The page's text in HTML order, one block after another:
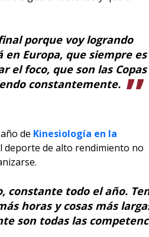
porque voy logrando
en Europa, que siempre es
el foco, que son las Copas
constantemente.
de Kinesiología en la
deporte de alto rendimiento no
constante todo el año.
horas y cosas más
son todas las